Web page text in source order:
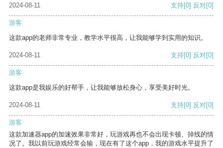
2024-08-11 支持[0] 反对[0]
游客
这款app的老师非常专业，教学水平很高，让我能够学到实用的知识。
2024-08-11 支持[0] 反对[0]
游客
这款app是我娱乐的好帮手，让我能够放松身心，享受美好时光。
2024-08-11 支持[0] 反对[0]
游客
这款加速器app的加速效果非常好，玩游戏再也不会出现卡顿、掉线的情
况了。我以前玩游戏经常会输，现在有了这个app，我的游戏水平提升了